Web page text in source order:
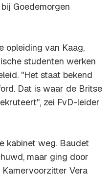
Goedemorgen
opleiding van Kaag,
studenten werken
"Het staat bekend
Dat is waar de Britse
zei FvD-leider
kabinet weg. Baudet
maar ging door
Vera